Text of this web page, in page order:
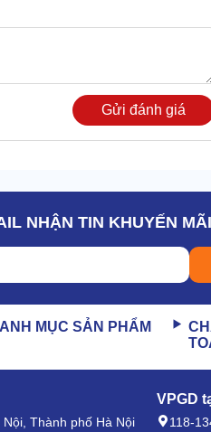
hơn hẳn mặt bằng chung.
thước bé.
Gửi đánh giá
NHẬN TIN KHUYẾN MÃI
MỤC SẢN PHẨM
Thành phố Hà Nội
VPGD
118-